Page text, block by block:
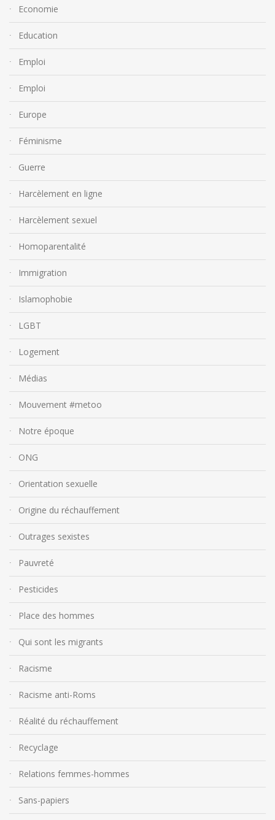
Economie
Education
Emploi
Emploi
Europe
Féminisme
Guerre
Harcèlement en ligne
Harcèlement sexuel
Homoparentalité
Immigration
Islamophobie
LGBT
Logement
Médias
Mouvement #metoo
Notre époque
ONG
Orientation sexuelle
Origine du réchauffement
Outrages sexistes
Pauvreté
Pesticides
Place des hommes
Qui sont les migrants
Racisme
Racisme anti-Roms
Réalité du réchauffement
Recyclage
Relations femmes-hommes
Sans-papiers